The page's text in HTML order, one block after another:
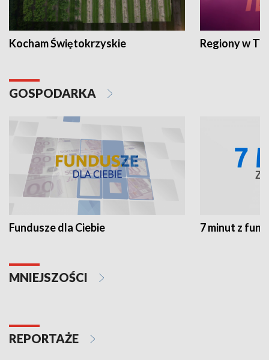
Kocham Świętokrzyskie Regiony w
GOSPODARKA
Fundusze dla Ciebie 7 minut z
MNIEJSZOŚCI
REPORTAŻE